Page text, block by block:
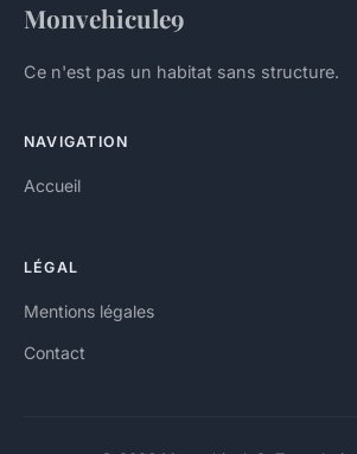
Monvehicule9
Ce n'est pas un habitat sans structure.
NAVIGATION
Accueil
LÉGAL
Mentions légales
Contact